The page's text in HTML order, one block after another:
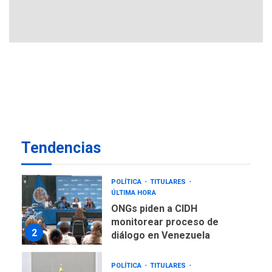
Tendencias
1
2
POLÍTICA
TITULARES
ÚLTIMA HORA
ONGs piden a CIDH
monitorear proceso de
diálogo en Venezuela
POLÍTICA TITULARES